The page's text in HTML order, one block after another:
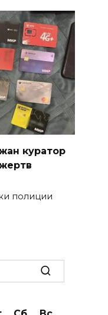
куратор
полиции